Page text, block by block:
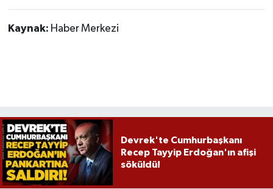
Kaynak: Haber Merkezi
Devrek'te Cumhurbaşkanı
Recep Tayyip Erdoğan'ın afişi
söküldü!